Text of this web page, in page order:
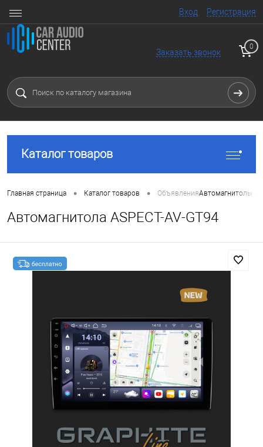
Вход Регистрация
Заказать звонок
0
Каталог товаров
Главная страница • Каталог товаров • ОбъявленияАвтомагнитолы и
Автомагнитола ASPECT-AV-GT94